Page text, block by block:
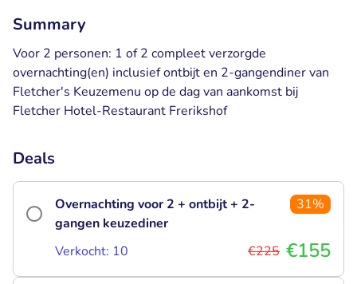
Summary
Voor 2 personen: 1 of 2 compleet verzorgde
overnachting(en) inclusief ontbijt en 2-gangendiner van
Fletcher's Keuzemenu op de dag van aankomst bij
Fletcher Hotel-Restaurant Frerikshof
Deals
Overnachting voor 2 + ontbijt + 2-
gangen keuzediner
31%
Verkocht: 10 €225 €155